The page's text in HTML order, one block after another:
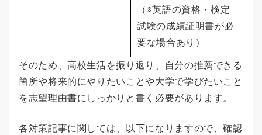
（※英語の資格・検定
試験の成績証明書が必
要な場合あり）
そのため、高校生活を振り返り、自分の推薦できる
箇所や将来的にやりたいことや大学で学びたいこと
を志望理由書にしっかりと書く必要があります。
各対策記事に関しては、以下になりますので、確認